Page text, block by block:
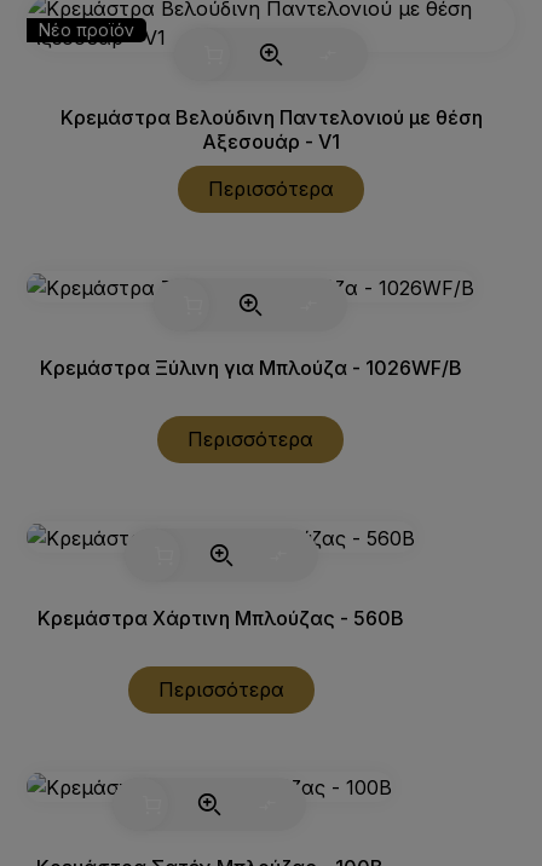
Νέο προϊόν
Κρεμάστρα Βελούδινη Παντελονιού με θέση
Αξεσουάρ - V1
Περισσότερα
Κρεμάστρα Ξύλινη για Μπλούζα - 1026WF/B
Περισσότερα
Κρεμάστρα Χάρτινη Μπλούζας - 560B
Περισσότερα